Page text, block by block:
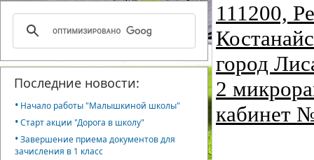
Последние новости:
• Начало работы "Малышкиной школы"
•Старт акции "Дорога в школу"
•Завершение приема документов для
зачисления в 1 класс
111200,
город
2
кабинет